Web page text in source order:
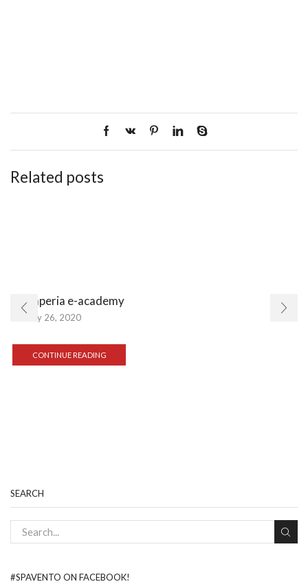
Related posts
Stamperia e-academy
July 26, 2020
CONTINUE READING
SEARCH
#SPAVENTO ON FACEBOOK!